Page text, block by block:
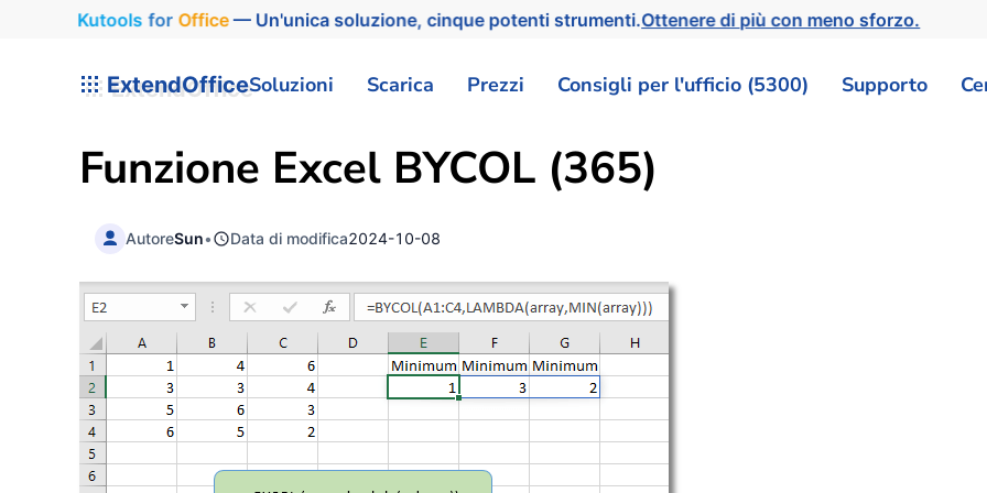
Kutools for Office— Un'unica soluzione, cinque potenti strumenti.Ottenere di più con meno sforzo.
ExtendOfficeSoluzioni Scarica Prezzi Consigli per l'ufficio (5300) Supporto
Funzione Excel BYCOL (365)
AutoreSun• Data di modifica2024-10-08